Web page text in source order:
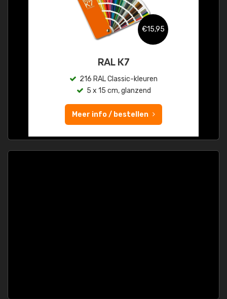
€15,95
RAL K7
216 RAL Classic-kleuren
5 x 15 cm, glanzend
Meer info / bestellen